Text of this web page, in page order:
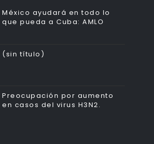
México ayudará en todo lo
que pueda a Cuba: AMLO
(sin título)
Preocupación por aumento
en casos del virus H3N2.